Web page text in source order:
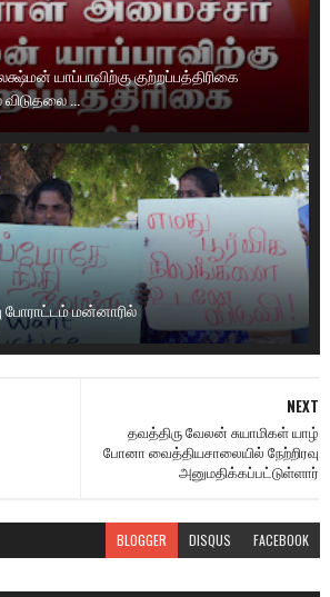
யாப்பாவிற்கு குற்றப்பத்திரிகை
...
மன்னாரில்
NEXT
தவத்திரு வேலன் சுயாமிகள் யாழ்
போனா வைத்தியசாலையில் நேற்றிரவு
அனுமதிக்கப்பட்டுள்ளார்
BLOGGER DISQUS FACEBOOK